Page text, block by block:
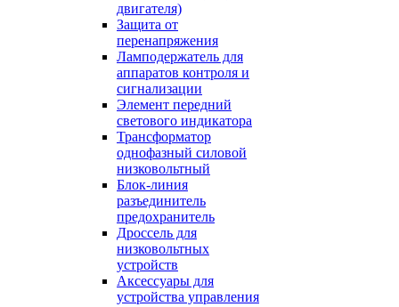
двигателя)
Защита от
перенапряжения
Ламподержатель для
аппаратов контроля и
сигнализации
Элемент передний
светового индикатора
Трансформатор
однофазный силовой
низковольтный
Блок-линия
разъединитель
предохранитель
Дроссель для
низковольтных
устройств
Аксессуары для
устройства управления